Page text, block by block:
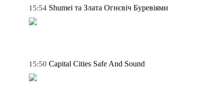
15:54 Shumei та Злата Огнєвіч Буревіями
15:50 Capital Cities Safe And Sound